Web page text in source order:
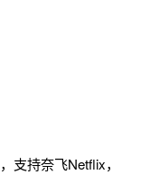
，支持奈飞Netflix，